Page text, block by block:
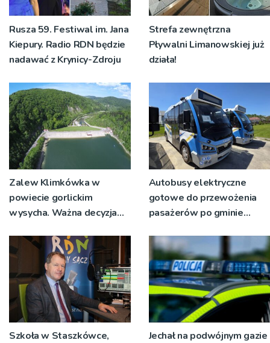
Rusza 59. Festiwal im. Jana
Kiepury. Radio RDN będzie
nadawać z Krynicy-Zdroju
Strefa zewnętrzna
Pływalni Limanowskiej już
działa!
Zalew Klimkówka w
powiecie gorlickim
wysycha. Ważna decyzja
Autobusy elektryczne
gotowe do przewożenia
pasażerów po gminie
Szkoła w Staszkówce,
Jechał na podwójnym gazie